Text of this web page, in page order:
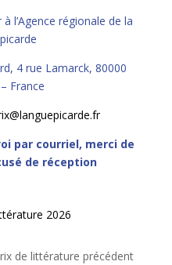
à l’Agence régionale de la
4 rue Lamarck, 80000
France
par courriel, merci de
de réception
2026
de littérature précédent